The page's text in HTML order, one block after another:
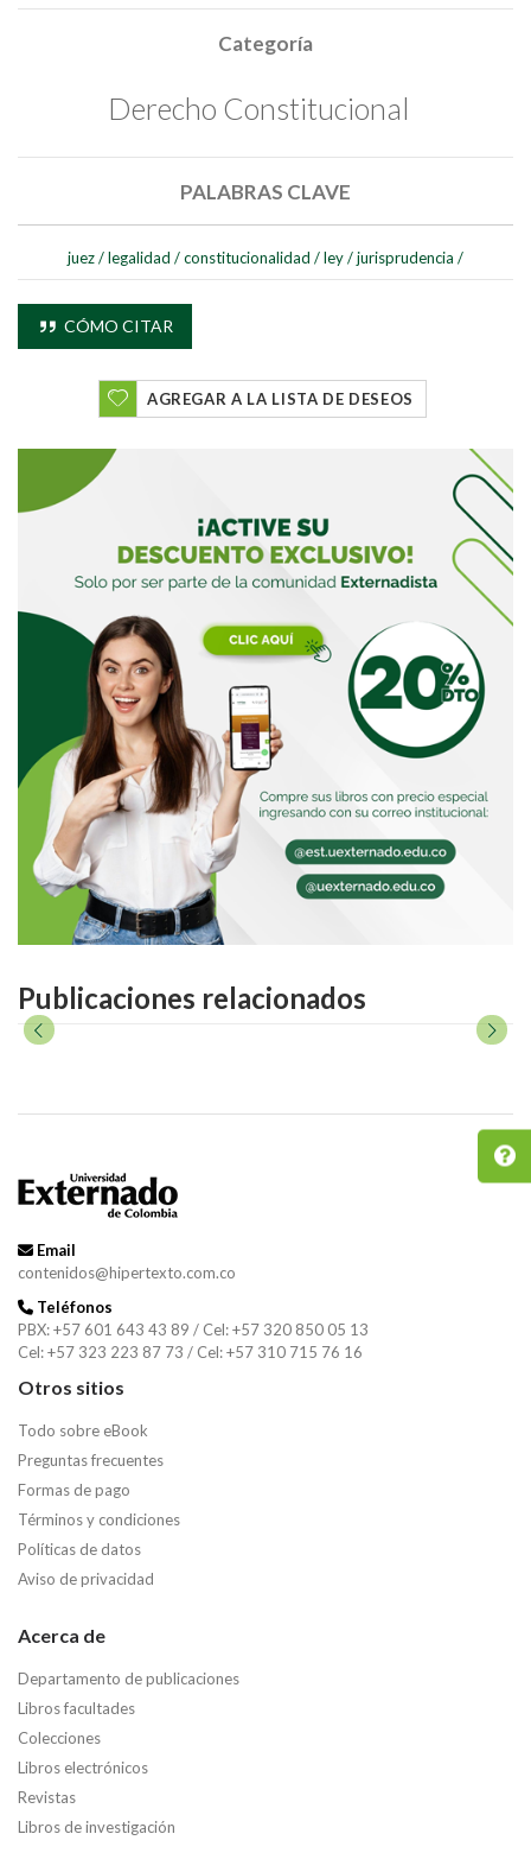
Buscar
Buscar
Categoría
Derecho Constitucional
PALABRAS CLAVE
juez/legalidad /constitucionalidad /ley/jurisprudencia /
CÓMO CITAR
AGREGAR A LA LISTA DE DESEOS
Publicaciones relacionados
Email
contenidos@hipertexto.com.co
Teléfonos
PBX: +57 601 643 43 89 / Cel: +57 320 850 05 13
Cel: +57 323 223 87 73 / Cel: +57 310 715 76 16
Otros sitios
Todo sobre eBook
Preguntas frecuentes
Formas de pago
Términos y condiciones
Políticas de datos
Aviso de privacidad
Acerca de
Departamento de publicaciones
Libros facultades
Colecciones
Libros electrónicos
Revistas
Libros de investigación